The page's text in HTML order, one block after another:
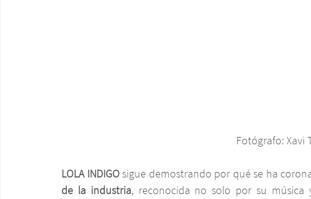
Fotógrafo: Xavi
LOLA INDIGO sigue demostrando por qué se ha
de la industria, reconocida no solo por su